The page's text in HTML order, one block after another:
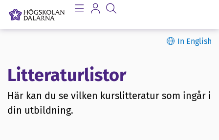
In English
Litteraturlistor
Här kan du se vilken kurslitteratur som ingår i
din utbildning.